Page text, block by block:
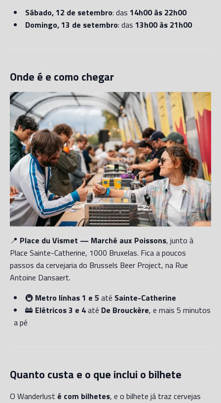
Sábado, 12 de setembro: das 14h00 às 22h00
Domingo, 13 de setembro: das 13h00 às 21h00
Onde é e como chegar
📍 Place du Vismet — Marché aux Poissons, junto à
Place Sainte-Catherine, 1000 Bruxelas. Fica a poucos
passos da cervejaria do Brussels Beer Project, na Rue
Antoine Dansaert.
🚇 Metro linhas 1 e 5 até Sainte-Catherine
🚋 Elétricos 3 e 4até De Brouckère, e mais 5 minutos
a pé
Quanto custa e o que inclui o bilhete
O Wanderlust é com bilhetes, e o bilhete já traz cervejas